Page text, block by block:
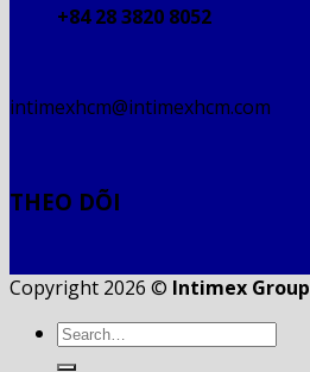
+84 28 3820 8052
intimexhcm@intimexhcm.com
THEO DÕI
Copyright 2026 © Intimex Group